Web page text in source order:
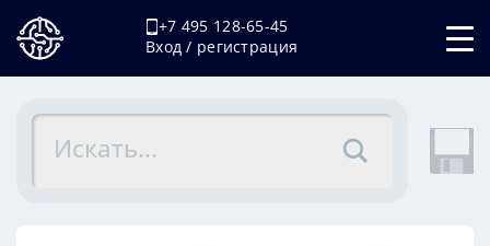
+7 495 128-65-45
Вход / регистрация